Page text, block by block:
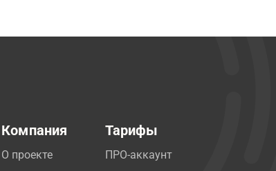
Компания
О проекте
Тарифы
ПРО-аккаунт